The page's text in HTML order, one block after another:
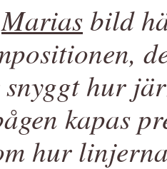
Marias bild
snyggt hur
kapas
hur